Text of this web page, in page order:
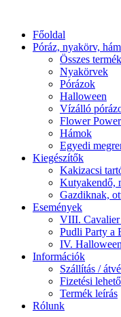
Főoldal
Póráz, nyakörv, hám
Összes termék
Nyakörvek
Pórázok
Halloween
Vízálló
Flower Power
Hámok
Egyedi
Kiegészítők
Kakizacsi
Kutyakendő,
Gazdiknak,
Események
VIII. Cavalier
Pudli Party a
IV.
Információk
Szállítás /
Fizetési
Termék leírás
Rólunk